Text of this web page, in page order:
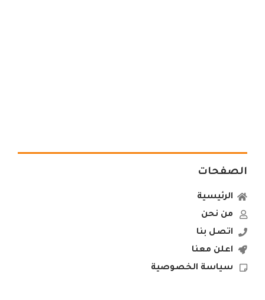
الصفحات
الرئيسية
من نحن
اتصل بنا
اعلن معنا
سياسة الخصوصية